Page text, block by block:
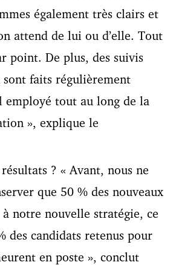
également très clairs et
attend de lui ou d’elle. Tout
point. De plus, des suivis
faits régulièrement
employé tout au long de la
», explique le
? « Avant, nous ne
que 50 % des nouveaux
notre nouvelle stratégie, ce
des candidats retenus pour
en poste », conclut